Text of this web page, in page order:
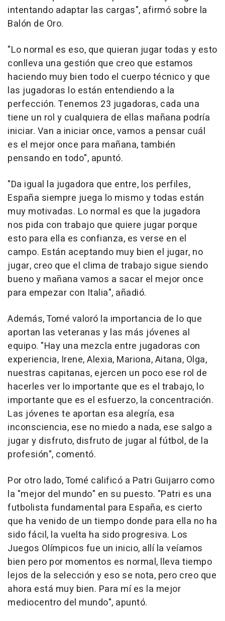
intentando adaptar las cargas", afirmó sobre la
Balón de Oro.
"Lo normal es eso, que quieran jugar todas y esto
conlleva una gestión que creo que estamos
haciendo muy bien todo el cuerpo técnico y que
las jugadoras lo están entendiendo a la
perfección. Tenemos 23 jugadoras, cada una
tiene un rol y cualquiera de ellas mañana podría
iniciar. Van a iniciar once, vamos a pensar cuál
es el mejor once para mañana, también
pensando en todo", apuntó.
"Da igual la jugadora que entre, los perfiles,
España siempre juega lo mismo y todas están
muy motivadas. Lo normal es que la jugadora
nos pida con trabajo que quiere jugar porque
esto para ella es confianza, es verse en el
campo. Están aceptando muy bien el jugar, no
jugar, creo que el clima de trabajo sigue siendo
bueno y mañana vamos a sacar el mejor once
para empezar con Italia", añadió.
Además, Tomé valoró la importancia de lo que
aportan las veteranas y las más jóvenes al
equipo. "Hay una mezcla entre jugadoras con
experiencia, Irene, Alexia, Mariona, Aitana, Olga,
nuestras capitanas, ejercen un poco ese rol de
hacerles ver lo importante que es el trabajo, lo
importante que es el esfuerzo, la concentración.
Las jóvenes te aportan esa alegría, esa
inconsciencia, ese no miedo a nada, ese salgo a
jugar y disfruto, disfruto de jugar al fútbol, de la
profesión", comentó.
Por otro lado, Tomé calificó a Patri Guijarro como
la "mejor del mundo" en su puesto. "Patri es una
futbolista fundamental para España, es cierto
que ha venido de un tiempo donde para ella no ha
sido fácil, la vuelta ha sido progresiva. Los
Juegos Olímpicos fue un inicio, allí la veíamos
bien pero por momentos es normal, lleva tiempo
lejos de la selección y eso se nota, pero creo que
ahora está muy bien. Para mí es la mejor
mediocentro del mundo", apuntó.